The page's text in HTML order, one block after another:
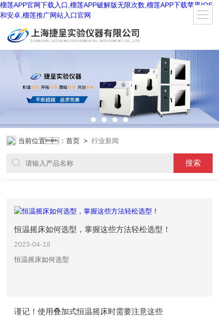
榴莲APP官网下载入口,榴莲APP破解版无限次数,榴莲APP下载苹果IOS
和安卓,榴莲推广网站入口官网
当前位置：首页 >行业新闻
恒温摇床如何选型，掌握这些方法轻松选型！
2023-04-18
恒温摇床如何选型
谨记！使用叠加式恒温摇床时需要注意这些